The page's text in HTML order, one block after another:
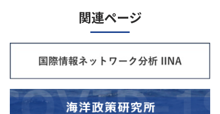
関連ページ